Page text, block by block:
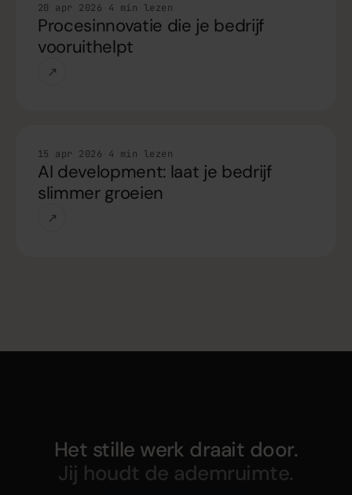
Handleiding
20 apr 2026 4 min lezen
Procesinnovatie die je bedrijf
vooruithelpt
↗
Handleiding
15 apr 2026 4 min lezen
AI development: laat je bedrijf
slimmer groeien
↗
Het stille werk draait door.
Jij houdt de ademruimte.